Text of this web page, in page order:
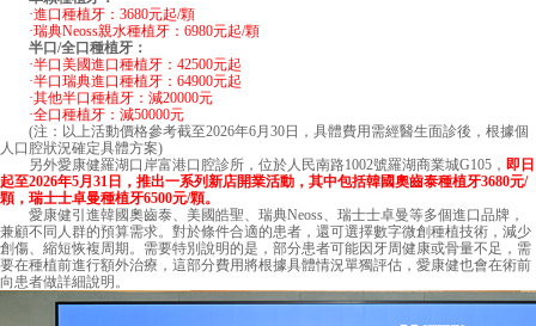
·進口種植牙：3680元起/顆
·瑞典Neoss親水種植牙：6980元起/顆
半口/全口種植牙：
·半口美國進口種植牙：42500元起
·半口瑞典進口種植牙：64900元起
·其他半口種植牙：減20000元
·全口種植牙：減50000元
(注：以上活動價格參考截至2026年6月30日，具體費用需經醫生面診後，根據個
人口腔狀況確定具體方案)
另外愛康健羅湖口岸富港口腔診所，位於人民南路1002號羅湖商業城G105， 即日
起至2026年5月31日，推出一系列新店開業活動，其中包括韓國奧齒泰種植牙3680元/
顆，瑞士士卓曼種植牙6500元/顆。
愛康健引進韓國奧齒泰、美國皓聖、瑞典Neoss、瑞士士卓曼等多個進口品牌，
兼顧不同人群的預算需求。對於條件合適的患者，還可選擇數字微創種植技術，減少
創傷、縮短恢複周期。需要特別說明的是，部分患者可能因牙周健康或骨量不足，需
要在種植前進行額外治療，這部分費用將根據具體情況單獨評估，愛康健也會在術前
向患者做詳細說明。